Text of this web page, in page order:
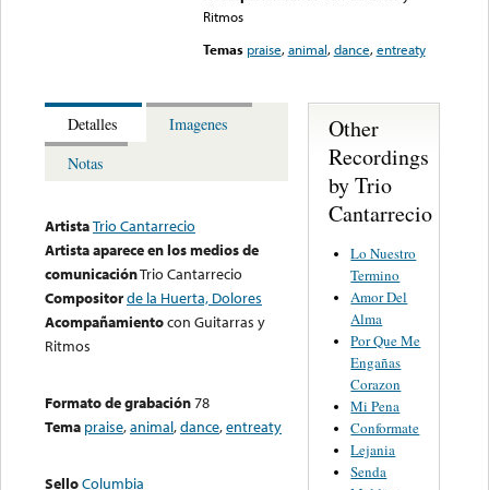
Ritmos
Temas praise,animal,dance,entreaty
Detalles
Imagenes
Notas
ArtistaTrio Cantarrecio
Artista aparece en los medios de
comunicaciónTrio Cantarrecio
Compositorde la Huerta, Dolores
Acompañamientocon Guitarras y
Ritmos
Formato de grabación78
Tema praise,animal,dance,entreaty
SelloColumbia
Other
Recordings
by Trio
Cantarrecio
Lo Nuestro
Termino
Amor Del
Alma
Por Que Me
Engañas
Corazon
Mi Pena
Conformate
Lejania
Senda